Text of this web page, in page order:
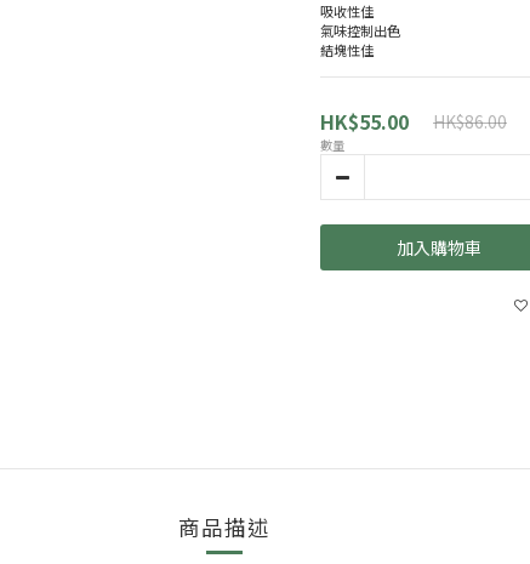
吸收性佳
氣味控制出色
結塊性佳
HK$55.00 HK$86.00
數量
加入購物車
商品描述